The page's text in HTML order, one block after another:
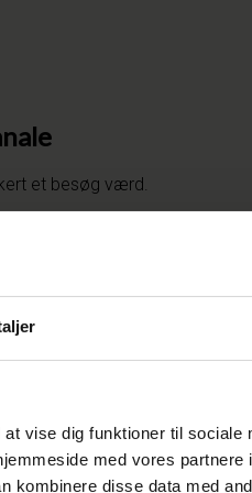
vise dig funktioner til sociale
med vores partnere
kombinere disse data med
et besøg værd.
komme til Japan.
er trykt med
stof bliver der også solgt